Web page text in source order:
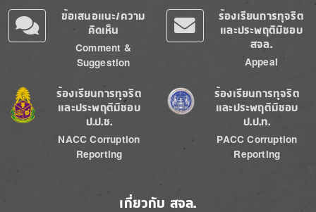
ข้อเสนอแนะ/ความ
คิดเห็น
Comment &
Suggestion
ร้องเรียนการทุจริต
และประพฤติมิชอบ
สจล.
Appeal
Image
ร้องเรียนการทุจริต
และประพฤติมิชอบ
ป.ป.ช.
NACC Corruption
Reporting
Image
ร้องเรียนการทุจริต
และประพฤติมิชอบ
ป.ป.ท.
PACC Corruption
Reporting
เกี่ยวกับ สจล.